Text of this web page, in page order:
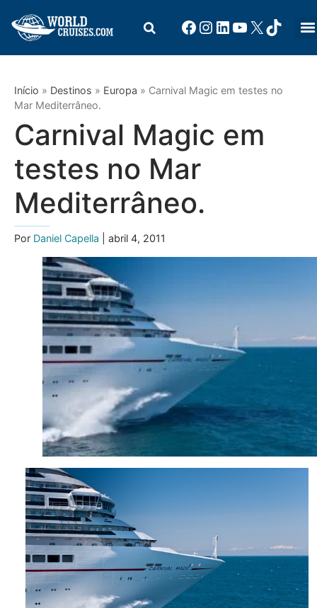
Início » Destinos » Europa » Carnival Magic em testes no
Mar Mediterrâneo.
Carnival Magic em
testes no Mar
Mediterrâneo.
Por Daniel Capella | abril 4, 2011